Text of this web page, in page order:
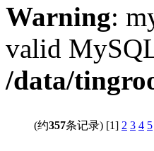
Warning:
valid
/data/
(约357条记录) [1] 2 3 4 5